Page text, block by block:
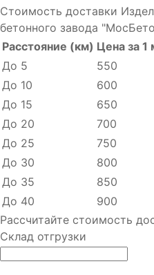
Стоимость доставки
бетонного завода
Расстояние (км) Цена за 1
До 5
550
До 10
600
До 15
650
До 20
700
До 25
750
До 30
800
До 35
850
До 40
900
Рассчитайте стоимость
Склад отгрузки